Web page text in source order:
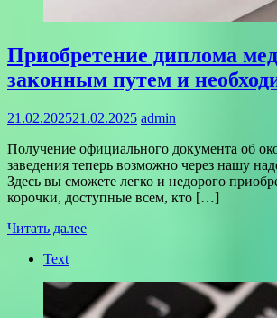
Приобретение диплома
законным путем и
21.02.202521.02.2025 admin
Получение официального документа об
заведения теперь возможно через нашу
Здесь вы сможете легко и недорого
корочки, доступные всем, кто […]
Читать далее
Text